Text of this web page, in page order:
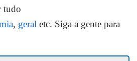
tudo
, geral etc. Siga a gente para